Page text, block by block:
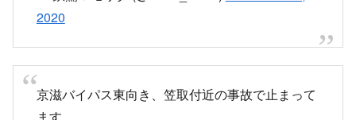
— 鉄鷺＠モリタ (@tottori_inaba)
2020